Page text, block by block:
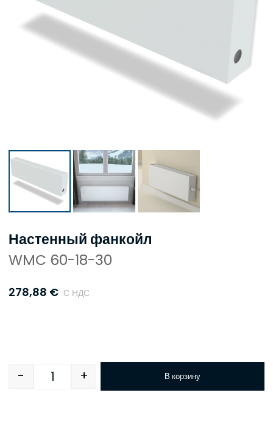
Настенный фанкойл
WMC 60-18-30
278,88 € С НДС
Quantity
- + В корзину